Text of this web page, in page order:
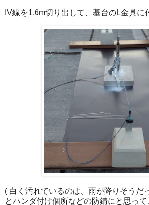
IV線を1.6m切り出して、基台のL金具に
( 白く汚れているのは、雨が降りそうだ
とハンダ付け個所などの防錆にと思っ